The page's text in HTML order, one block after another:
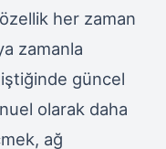
her zaman
zamanla
güncel
olarak daha
ağ